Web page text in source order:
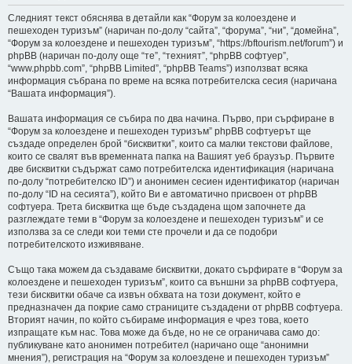
не
Следният текст обяснява в детайли как “Форум за колоездене и
пешеходен туризъм” (наричан по-долу “сайта”, “форума”, “ни”, “домейна”,
“Форум за колоездене и пешеходен туризъм”, “https://bftourism.net/forum”) и
phpBB (наричан по-долу още “те”, “техният”, “phpBB софтуер”,
“www.phpbb.com”, “phpBB Limited”, “phpBB Teams”) използват всяка
информация събрана по време на всяка потребителска сесия (наричана
“Вашата информация”).
Вашата информация се събира по два начина. Първо, при сърфиране в
“Форум за колоездене и пешеходен туризъм” phpBB софтуерът ще
създаде определен брой “бисквитки”, които са малки текстови файлове,
които се свалят във временната папка на Вашият уеб браузър. Първите
две бисквитки съдържат само потребителска идентификация (наричана
по-долу “потребителско ID”) и анонимен сесиен идентификатор (наричан
по-долу “ID на сесията”), който Ви е автоматично присвоен от phpBB
софтуера. Трета бисквитка ще бъде създадена щом започнете да
разглеждате теми в “Форум за колоездене и пешеходен туризъм” и се
използва за се следи кои теми сте прочели и да се подобри
потребителското изживяване.
Също така можем да създаваме бисквитки, докато сърфирате в “Форум за
колоездене и пешеходен туризъм”, които са външни за phpBB софтуера,
тези бисквитки обаче са извън обхвата на този документ, който е
предназначен да покрие само страниците създадени от phpBB софтуера.
Вторият начин, по който събираме информация е чрез това, което
изпращате към нас. Това може да бъде, но не се ограничава само до:
публикуване като анонимен потребител (наричано още “анонимни
мнения”), регистрация на “Форум за колоездене и пешеходен туризъм”